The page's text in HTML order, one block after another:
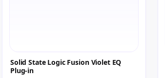
Solid State Logic Fusion Violet EQ
Plug-in